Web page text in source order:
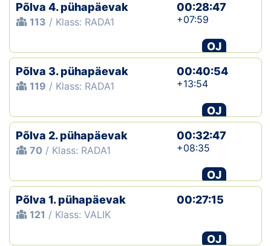
Põlva 4. pühapäevak
113 / Klass: RADA1
00:28:47
+07:59
OJ
Põlva 3. pühapäevak
119 / Klass: RADA1
00:40:54
+13:54
OJ
Põlva 2. pühapäevak
70 / Klass: RADA1
00:32:47
+08:35
OJ
Põlva 1. pühapäevak
121 / Klass: VALIK
00:27:15
OJ